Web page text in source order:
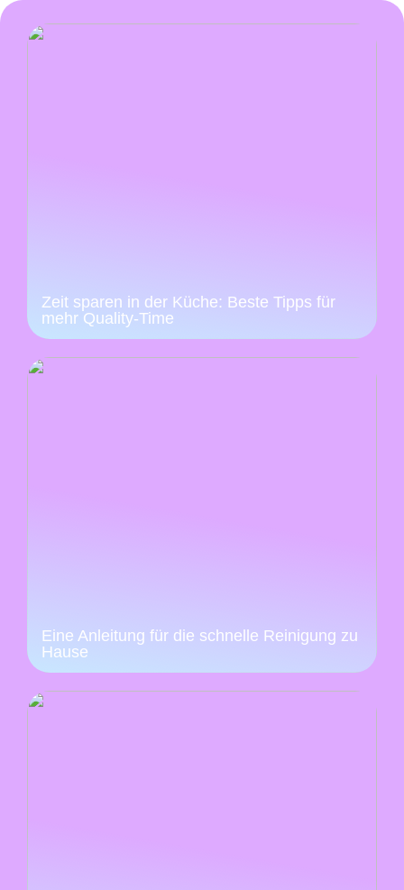
Zeit sparen in der Küche: Beste Tipps für
mehr Quality-Time
Eine Anleitung für die schnelle Reinigung zu
Hause